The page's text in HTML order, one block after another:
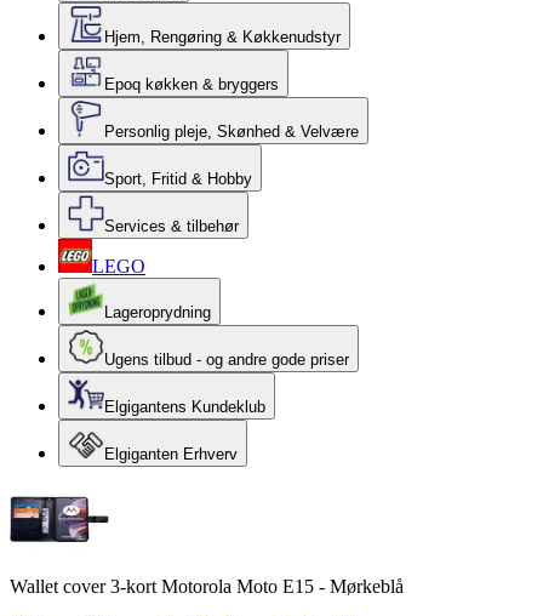
Hjem, Rengøring & Køkkenudstyr
Epoq køkken & bryggers
Personlig pleje, Skønhed & Velvære
Sport, Fritid & Hobby
Services & tilbehør
LEGO
Lageroprydning
Ugens tilbud - og andre gode priser
Elgigantens Kundeklub
Elgiganten Erhverv
Wallet cover 3-kort Motorola Moto E15 - Mørkeblå